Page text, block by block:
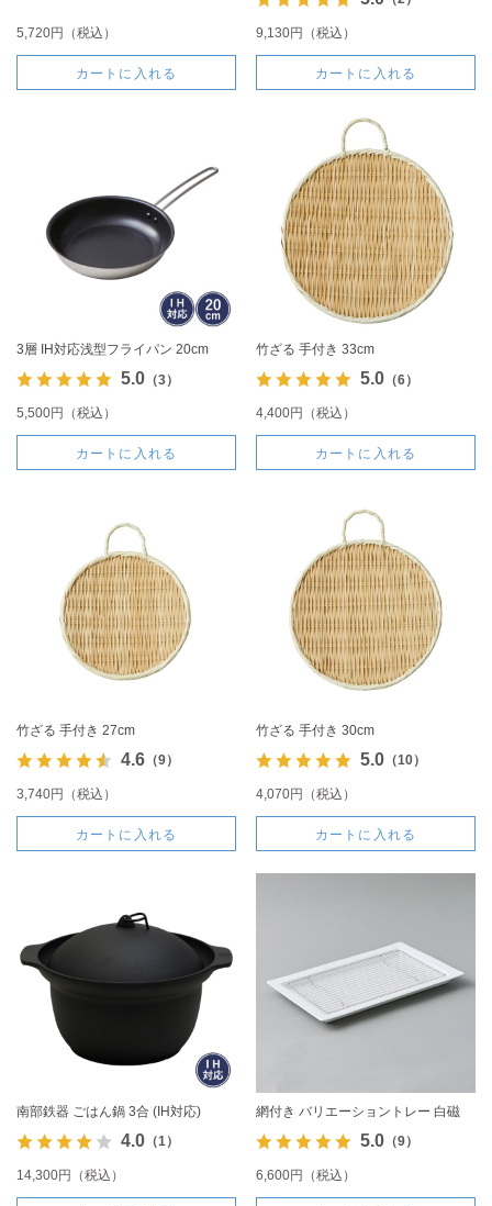
5,720円（税込）
カートに入れる
9,130円（税込）
カートに入れる
3層 IH対応浅型フライパン 20cm
5.0（3）
5,500円（税込）
カートに入れる
竹ざる 手付き 33cm
5.0（6）
4,400円（税込）
カートに入れる
竹ざる 手付き 27cm
4.6（9）
3,740円（税込）
カートに入れる
竹ざる 手付き 30cm
5.0（10）
4,070円（税込）
カートに入れる
南部鉄器 ごはん鍋 3合 (IH対応)
4.0（1）
14,300円（税込）
網付き バリエーショントレー 白磁
5.0（9）
6,600円（税込）